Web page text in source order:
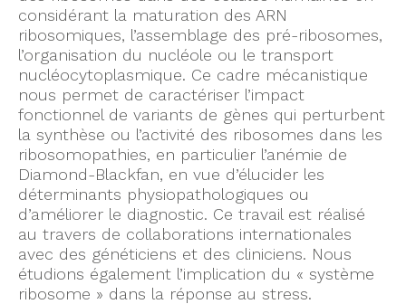
considérant la maturation des ARN
ribosomiques, l’assemblage des pré-ribosomes,
l’organisation du nucléole ou le transport
nucléocytoplasmique. Ce cadre mécanistique
nous permet de caractériser l’impact
fonctionnel de variants de gènes qui perturbent
la synthèse ou l’activité des ribosomes dans les
ribosomopathies, en particulier l’anémie de
Diamond-Blackfan, en vue d’élucider les
déterminants physiopathologiques ou
d’améliorer le diagnostic. Ce travail est réalisé
au travers de collaborations internationales
avec des généticiens et des cliniciens. Nous
étudions également l’implication du « système
ribosome » dans la réponse au stress.